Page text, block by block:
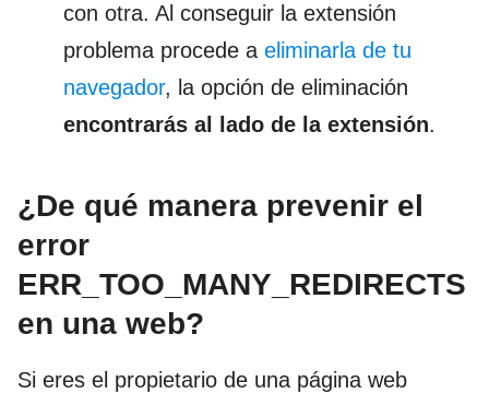
con otra. Al conseguir la extensión
problema procede a eliminarla de tu
navegador, la opción de eliminación
encontrarás al lado de la extensión.
¿De qué manera prevenir el
error
ERR_TOO_MANY_REDIRECTS
en una web?
Si eres el propietario de una página web